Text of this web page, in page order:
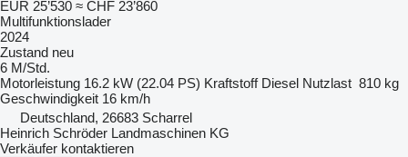
EUR 25’530 ≈ CHF 23’860
Multifunktionslader
2024
Zustand neu
6 M/Std.
Motorleistung 16.2 kW (22.04 PS) Kraftstoff Diesel Nutzlast 810 kg
Geschwindigkeit 16 km/h
Deutschland, 26683 Scharrel
Heinrich Schröder Landmaschinen KG
Verkäufer kontaktieren